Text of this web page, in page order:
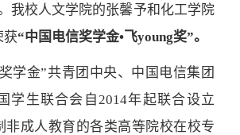
我校人文学院的张馨予和化工学院
获“中国电信奖学金•飞young奖”。
学金”共青团中央、中国电信集团
学生联合会自2014年起联合设立
非成人教育的各类高等院校在校专